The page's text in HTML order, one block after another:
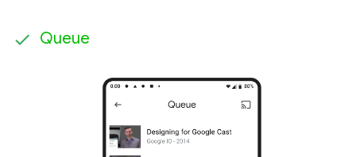
Queue